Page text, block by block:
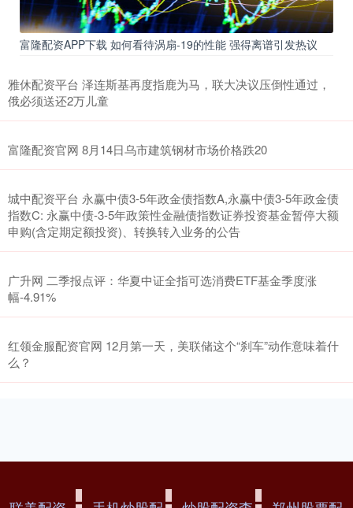
富隆配资APP下载 如何看待涡扇-19的性能 强得离谱引发热议
雅休配资平台 泽连斯基再度指鹿为马，联大决议压倒性通过，
俄必须送还2万儿童
富隆配资官网 8月14日乌市建筑钢材市场价格跌20
城中配资平台 永赢中债3-5年政金债指数A,永赢中债3-5年政金债
指数C: 永赢中债-3-5年政策性金融债指数证券投资基金暂停大额
申购(含定期定额投资)、转换转入业务的公告
广升网 二季报点评：华夏中证全指可选消费ETF基金季度涨
幅-4.91%
红领金服配资官网 12月第一天，美联储这个“刹车”动作意味着什
么？